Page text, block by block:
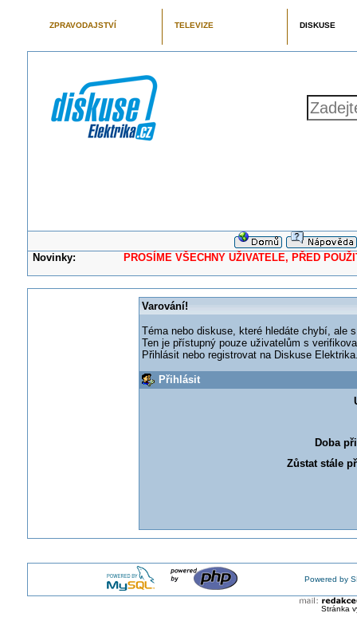
ZPRAVODAJSTVÍ TELEVIZE DISKUSE
Novinky: PROSÍME VŠECHNY UŽIVATELE, PŘED
Varování!
Téma nebo diskuse, které hledáte chybí, ale
Ten je přístupný pouze uživatelům s
Přihlásit nebo registrovat na Diskuse
Přihlásit
Doba
Zůstat stále
Powered by
Stránka